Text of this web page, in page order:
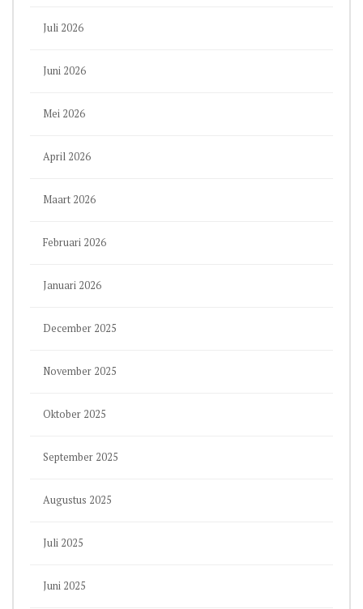
Juli 2026
Juni 2026
Mei 2026
April 2026
Maart 2026
Februari 2026
Januari 2026
December 2025
November 2025
Oktober 2025
September 2025
Augustus 2025
Juli 2025
Juni 2025